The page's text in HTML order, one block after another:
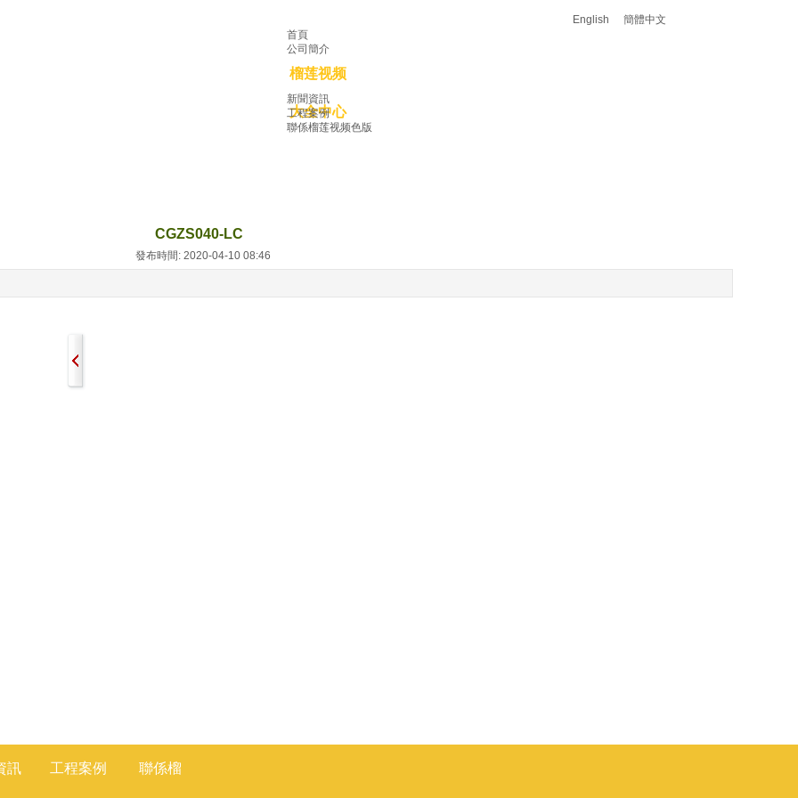
English
簡體中文
首頁
公司簡介
榴莲视频
大全中心
新聞資訊
工程案例
聯係榴莲视频色版
CGZS040-LC
發布時間: 2020-04-10 08:46
訊 工程案例 聯係榴